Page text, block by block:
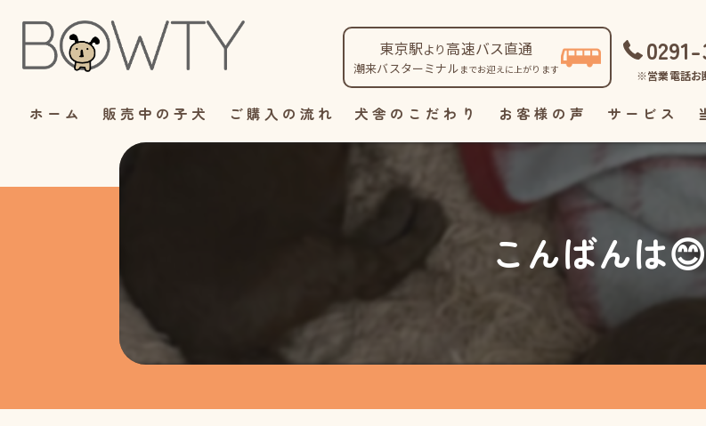
東京駅より高速バス直通
潮来バスターミナル までお迎えに上がります ※営業電話お
ホーム 販売中の子犬 ご購入の流れ 犬舎のこだわり お客様の声 サービス
こんばんは😊